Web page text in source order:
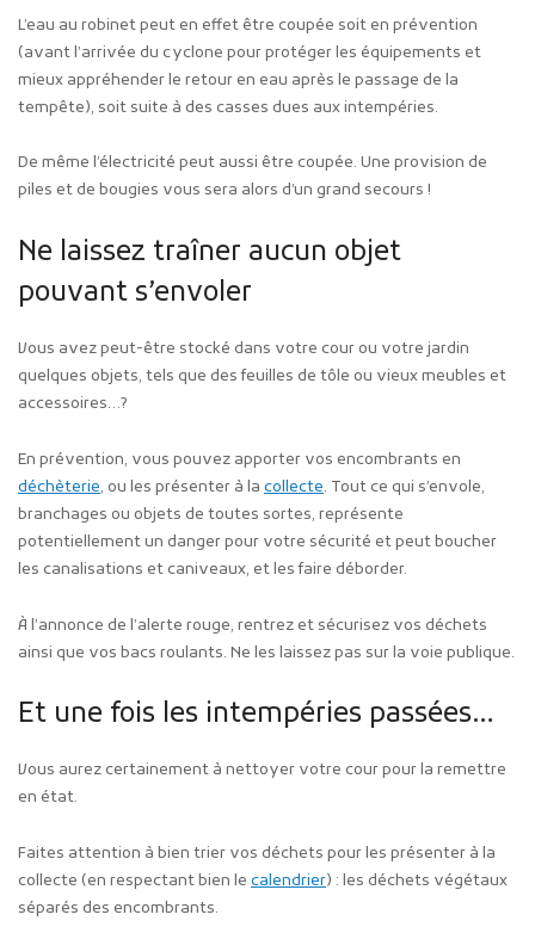
L’eau au robinet peut en effet être coupée soit en prévention
(avant l’arrivée du cyclone pour protéger les équipements et
mieux appréhender le retour en eau après le passage de la
tempête), soit suite à des casses dues aux intempéries.
De même l’électricité peut aussi être coupée. Une provision de
piles et de bougies vous sera alors d’un grand secours !
Ne laissez traîner aucun objet
pouvant s’envoler
Vous avez peut-être stocké dans votre cour ou votre jardin
quelques objets, tels que des feuilles de tôle ou vieux meubles et
accessoires…?
En prévention, vous pouvez apporter vos encombrants en
déchèterie, ou les présenter à la collecte. Tout ce qui s’envole,
branchages ou objets de toutes sortes, représente
potentiellement un danger pour votre sécurité et peut boucher
les canalisations et caniveaux, et les faire déborder.
À l’annonce de l’alerte rouge, rentrez et sécurisez vos déchets
ainsi que vos bacs roulants. Ne les laissez pas sur la voie publique.
Et une fois les intempéries passées…
Vous aurez certainement à nettoyer votre cour pour la remettre
en état.
Faites attention à bien trier vos déchets pour les présenter à la
collecte (en respectant bien le calendrier) : les déchets végétaux
séparés des encombrants.